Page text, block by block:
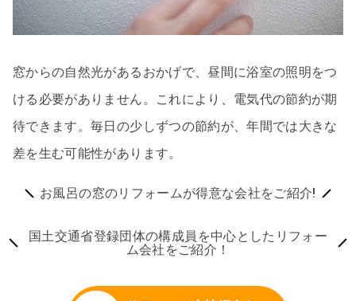
窓からの自然光があるおかげで、昼間に浴室の照明をつ
ける必要がありません。これにより、電気代の節約が期
待できます。毎日の少しずつの節約が、年間では大きな
差を生む可能性があります。
お風呂の窓のリフォームが得意な会社をご紹介!
国土交通省登録団体の構成員を中心としたリフォー
ム会社をご紹介！